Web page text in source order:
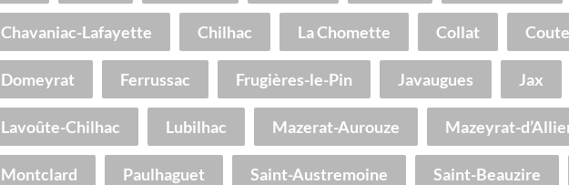
Chavaniac-Lafayette Chilhac La Chomette Collat
Domeyrat Ferrussac Frugières-le-Pin Javaugues Jax
Lavoûte-Chilhac Lubilhac Mazerat-Aurouze Mazeyrat-
Montclard Paulhaguet Saint-Austremoine Saint-Beauzire